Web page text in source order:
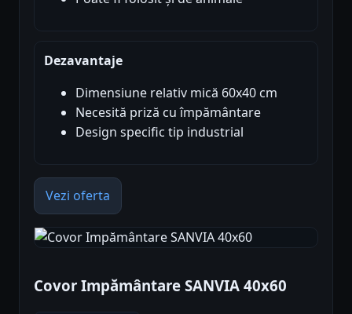
Dezavantaje
Dimensiune relativ mică 60x40 cm
Necesită priză cu împământare
Design specific tip industrial
Vezi oferta
Covor Impământare SANVIA 40x60